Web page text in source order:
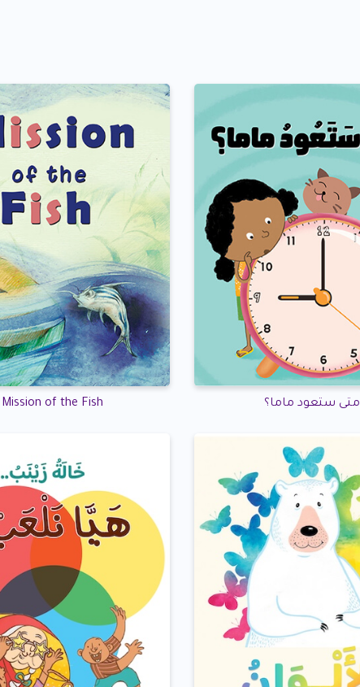
متى ستعود ماما؟ Mission of the Fish